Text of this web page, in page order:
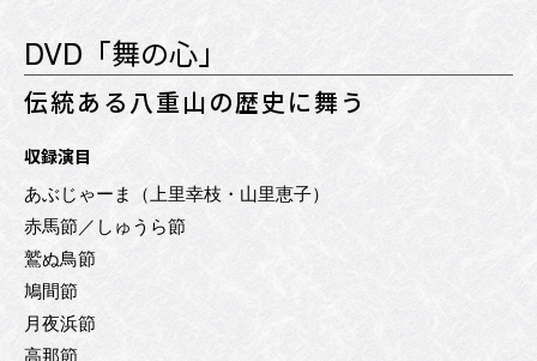
DVD「舞の心」
伝統ある八重山の歴史に舞う
収録演目
あぶじゃーま（上里幸枝・山里恵子）
赤馬節／しゅうら節
鷲ぬ鳥節
鳩間節
月夜浜節
高那節